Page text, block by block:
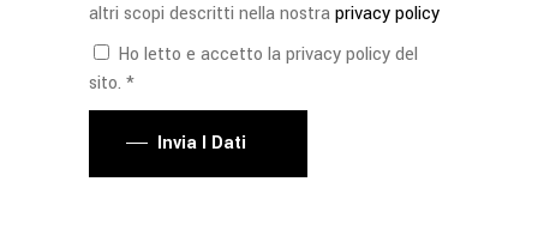
altri scopi descritti nella nostraprivacy policy
Ho letto e accetto la privacy policy del
sito. *
Invia I Dati